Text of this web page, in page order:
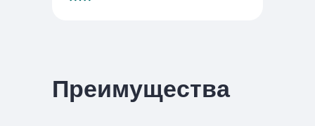
Преимущества